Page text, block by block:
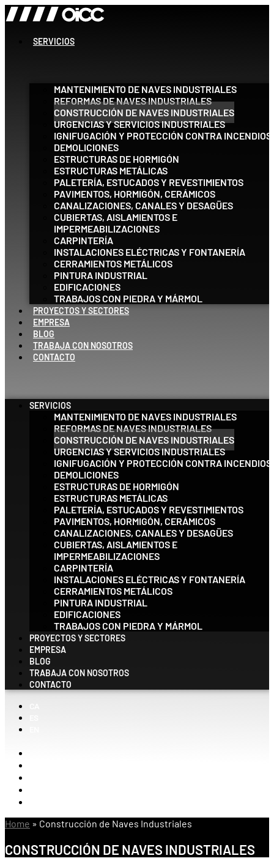
Ir
al
SERVICIOS
MANTENIMIENTO DE NAVES INDUSTRIALES
REFORMAS DE NAVES INDUSTRIALES
CONSTRUCCIÓN DE NAVES INDUSTRIALES
URGENCIAS Y SERVICIOS INDUSTRIALES
IGNIFUGACIÓN Y PROTECCIÓN CONTRA INCENDIOS
DEMOLICIONES
ESTRUCTURAS DE HORMIGÓN
ESTRUCTURAS METÁLICAS
PALETERÍA, ESTUCADOS Y REVESTIMIENTOS
PAVIMENTOS, HORMIGÓN, CERÁMICOS
CANALIZACIONES, CANALES Y DESAGÜES
CUBIERTAS, AISLAMIENTOS E
IMPERMEABILIZACIONES
CARPINTERÍA
INSTALACIONES ELÉCTRICAS Y FONTANERÍA
CERRAMIENTOS METÁLICOS
PINTURA INDUSTRIAL
EDIFICACIONES
TRABAJOS CON PIEDRA Y MÁRMOL
PROYECTOS Y SECTORES
EMPRESA
BLOG
TRABAJA CON NOSOTROS
CONTACTO
SERVICIOS
MANTENIMIENTO DE NAVES INDUSTRIALES
REFORMAS DE NAVES INDUSTRIALES
CONSTRUCCIÓN DE NAVES INDUSTRIALES
URGENCIAS Y SERVICIOS INDUSTRIALES
IGNIFUGACIÓN Y PROTECCIÓN CONTRA INCENDIOS
DEMOLICIONES
ESTRUCTURAS DE HORMIGÓN
ESTRUCTURAS METÁLICAS
PALETERÍA, ESTUCADOS Y REVESTIMIENTOS
PAVIMENTOS, HORMIGÓN, CERÁMICOS
CANALIZACIONES, CANALES Y DESAGÜES
CUBIERTAS, AISLAMIENTOS E
IMPERMEABILIZACIONES
CARPINTERÍA
INSTALACIONES ELÉCTRICAS Y FONTANERÍA
CERRAMIENTOS METÁLICOS
PINTURA INDUSTRIAL
EDIFICACIONES
TRABAJOS CON PIEDRA Y MÁRMOL
PROYECTOS Y SECTORES
EMPRESA
BLOG
TRABAJA CON NOSOTROS
CONTACTO
Home » Construcción de Naves Industriales
CONSTRUCCIÓN DE NAVES INDUSTRIALES